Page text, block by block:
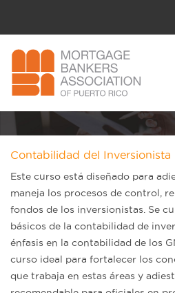
Contabilidad del Inversionista
Este curso está diseñado para
maneja los procesos de control,
fondos de los inversionistas. Se
básicos de la contabilidad de
énfasis en la contabilidad de los
curso ideal para fortalecer los
que trabaja en estas áreas y